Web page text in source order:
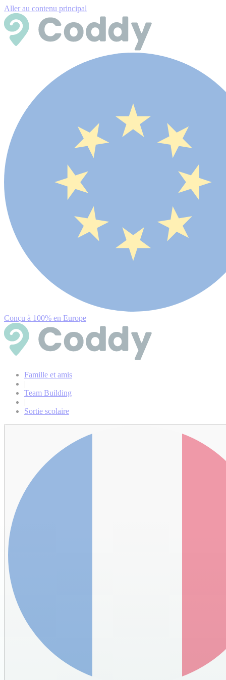
Aller au contenu principal
Conçu à 100% en Europe
Famille et amis
|
Team Building
|
Sortie scolaire